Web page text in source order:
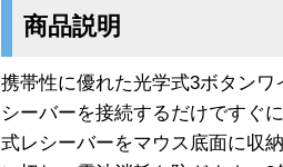
商品説明
携帯性に優れた光学式3ボタン
シーバーを接続するだけですぐ
式レシーバーをマウス底面に収